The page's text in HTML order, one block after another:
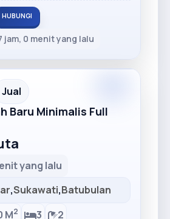
HUBUNGI
jam, 0 menit yang lalu
Jual
Baru Minimalis Full
yang lalu
,Sukawati,Batubulan
M2 3 2